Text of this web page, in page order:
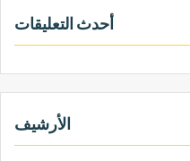
أحدث التعليقات
الأرشيف